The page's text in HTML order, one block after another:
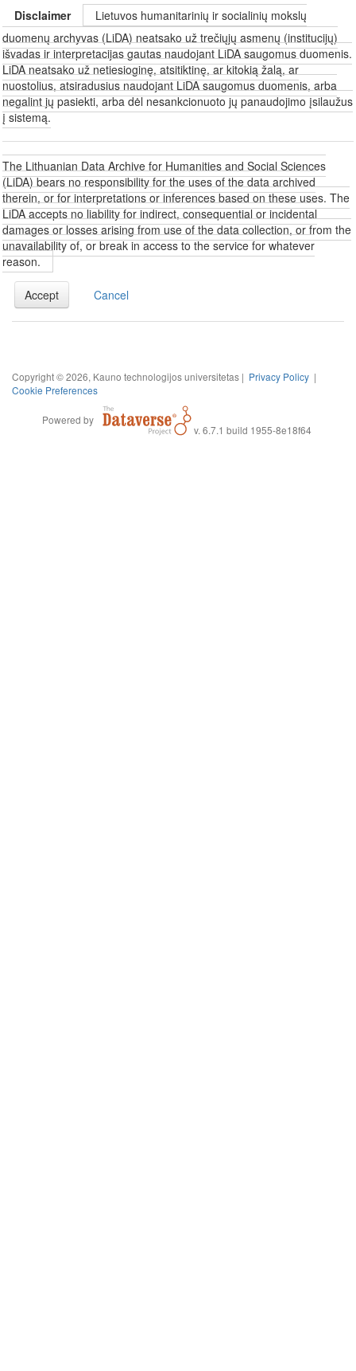
Disclaimer
Lietuvos humanitarinių ir socialinių mokslų
duomenų archyvas (LiDA) neatsako už trečiųjų asmenų (institucijų)
išvadas ir interpretacijas gautas naudojant LiDA saugomus duomenis.
LiDA neatsako už netiesioginę, atsitiktinę, ar kitokią žalą, ar
nuostolius, atsiradusius naudojant LiDA saugomus duomenis, arba
negalint jų pasiekti, arba dėl nesankcionuoto jų panaudojimo įsilaužus
į sistemą.
The Lithuanian Data Archive for Humanities and Social Sciences
(LiDA) bears no responsibility for the uses of the data archived
therein, or for interpretations or inferences based on these uses. The
LiDA accepts no liability for indirect, consequential or incidental
damages or losses arising from use of the data collection, or from the
unavailability of, or break in access to the service for whatever
reason.
Accept Cancel
Copyright © 2026, Kauno technologijos universitetas | Privacy Policy |
Cookie Preferences
Powered by
v. 6.7.1 build 1955-8e18f64